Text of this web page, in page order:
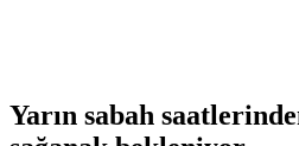
Yarın sabah